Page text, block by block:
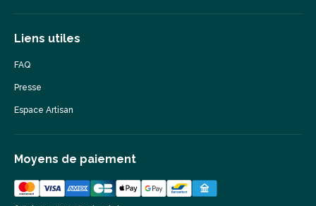
Liens utiles
FAQ
Presse
Espace Artisan
Moyens de paiement